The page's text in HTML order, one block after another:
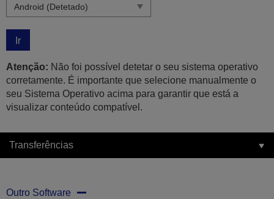
Ir
Atenção: Não foi possível detetar o seu sistema operativo
corretamente. É importante que selecione manualmente o
seu Sistema Operativo acima para garantir que está a
visualizar conteúdo compatível.
Transferências
Outro Software